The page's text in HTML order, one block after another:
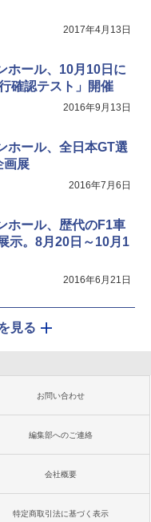
2017年4月13日
ホール、10月10日に
確認テスト」開催
2016年9月13日
ホール、全日本GT選
画展
2016年7月6日
ホール、歴代のF1車
示。8月20日～10月1
2016年6月21日
見る
お問い合わせ
編集部へのご連絡
会社概要
特定商取引法に基づく表示